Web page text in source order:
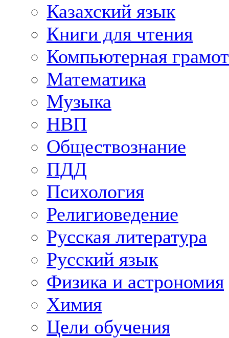
Казахский язык
Книги для чтения
Компьютерная
Математика
Музыка
НВП
Обществознание
ПДД
Психология
Религиоведение
Русская литература
Русский язык
Физика и астрономия
Химия
Цели обучения